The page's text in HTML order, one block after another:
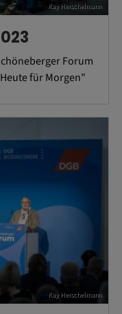
Kay Herschelmann
Forum
für Morgen"
Kay Herschelmann